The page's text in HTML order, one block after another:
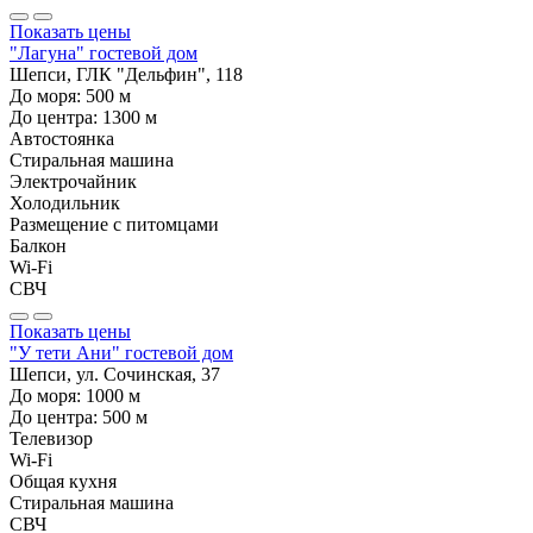
Показать цены
"Лагуна" гостевой дом
Шепси, ГЛК "Дельфин", 118
До моря: 500 м
До центра: 1300 м
Автостоянка
Стиральная машина
Электрочайник
Холодильник
Размещение с питомцами
Балкон
Wi-Fi
СВЧ
Показать цены
"У тети Ани" гостевой дом
Шепси, ул. Сочинская, 37
До моря: 1000 м
До центра: 500 м
Телевизор
Wi-Fi
Общая кухня
Стиральная машина
СВЧ